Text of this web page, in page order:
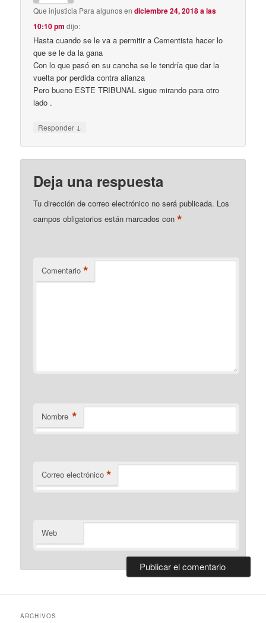
Que injusticia Para algunosendiciembre 24, 2018 a las
10:10 pm dijo:
Hasta cuando se le va a permitir a Cementista hacer lo
que se le da la gana
Con lo que pasó en su cancha se le tendría que dar la
vuelta por perdida contra alianza
Pero bueno ESTE TRIBUNAL sigue mirando para otro
lado .
Responder ↓
Deja una respuesta
Tu dirección de correo electrónico no será publicada. Los
campos obligatorios están marcados con*
Comentario *
Nombre *
Correo electrónico *
Web
ARCHIVOS